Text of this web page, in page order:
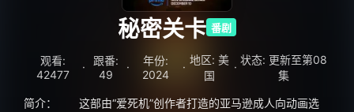
秘密关卡 番剧
观看:
42477
·
跟番:
49
·
年份:
2024
·
地区: 美
国
·
状态: 更新至第08
集
简介： 这部由“爱死机”创作者打造的亚马逊成人向动画选